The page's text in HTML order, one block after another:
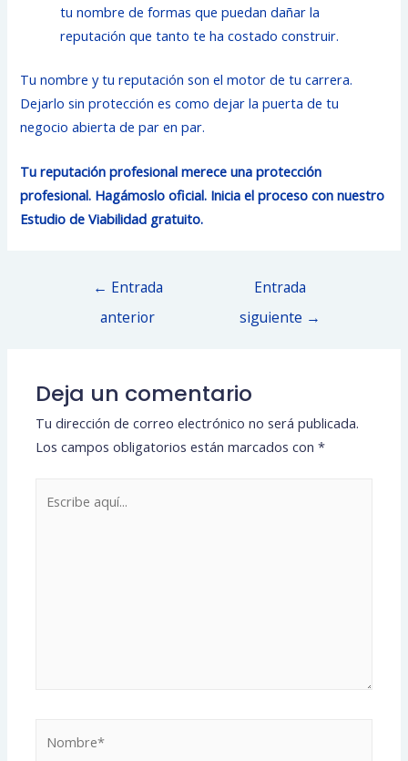
tu nombre de formas que puedan dañar la
reputación que tanto te ha costado construir.
Tu nombre y tu reputación son el motor de tu carrera.
Dejarlo sin protección es como dejar la puerta de tu
negocio abierta de par en par.
Tu reputación profesional merece una protección
profesional. Hagámoslo oficial. Inicia el proceso con nuestro
Estudio de Viabilidad gratuito.
Navegación
← Entrada
anterior
Entrada
siguiente →
Deja un comentario
Tu dirección de correo electrónico no será publicada.
Los campos obligatorios están marcados con*
aquí...